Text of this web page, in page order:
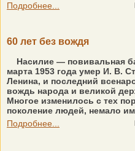
Подробнее...
60 лет без вождя
Насилие — повивальная
марта 1953 года умер И. В.
Ленина, и последний
вождь народа и великой
Многое изменилось с тех
поколение людей, немало
Подробнее...